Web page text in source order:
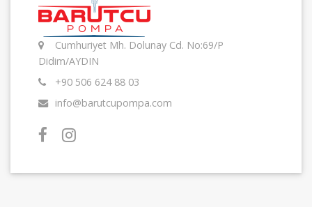
Cumhuriyet Mh. Dolunay Cd. No:69/P
Didim/AYDIN
+90 506 624 88 03
info@barutcupompa.com